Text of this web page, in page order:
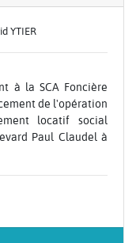
YTIER
à la SCA Foncière
de l'opération
locatif social
Paul Claudel à